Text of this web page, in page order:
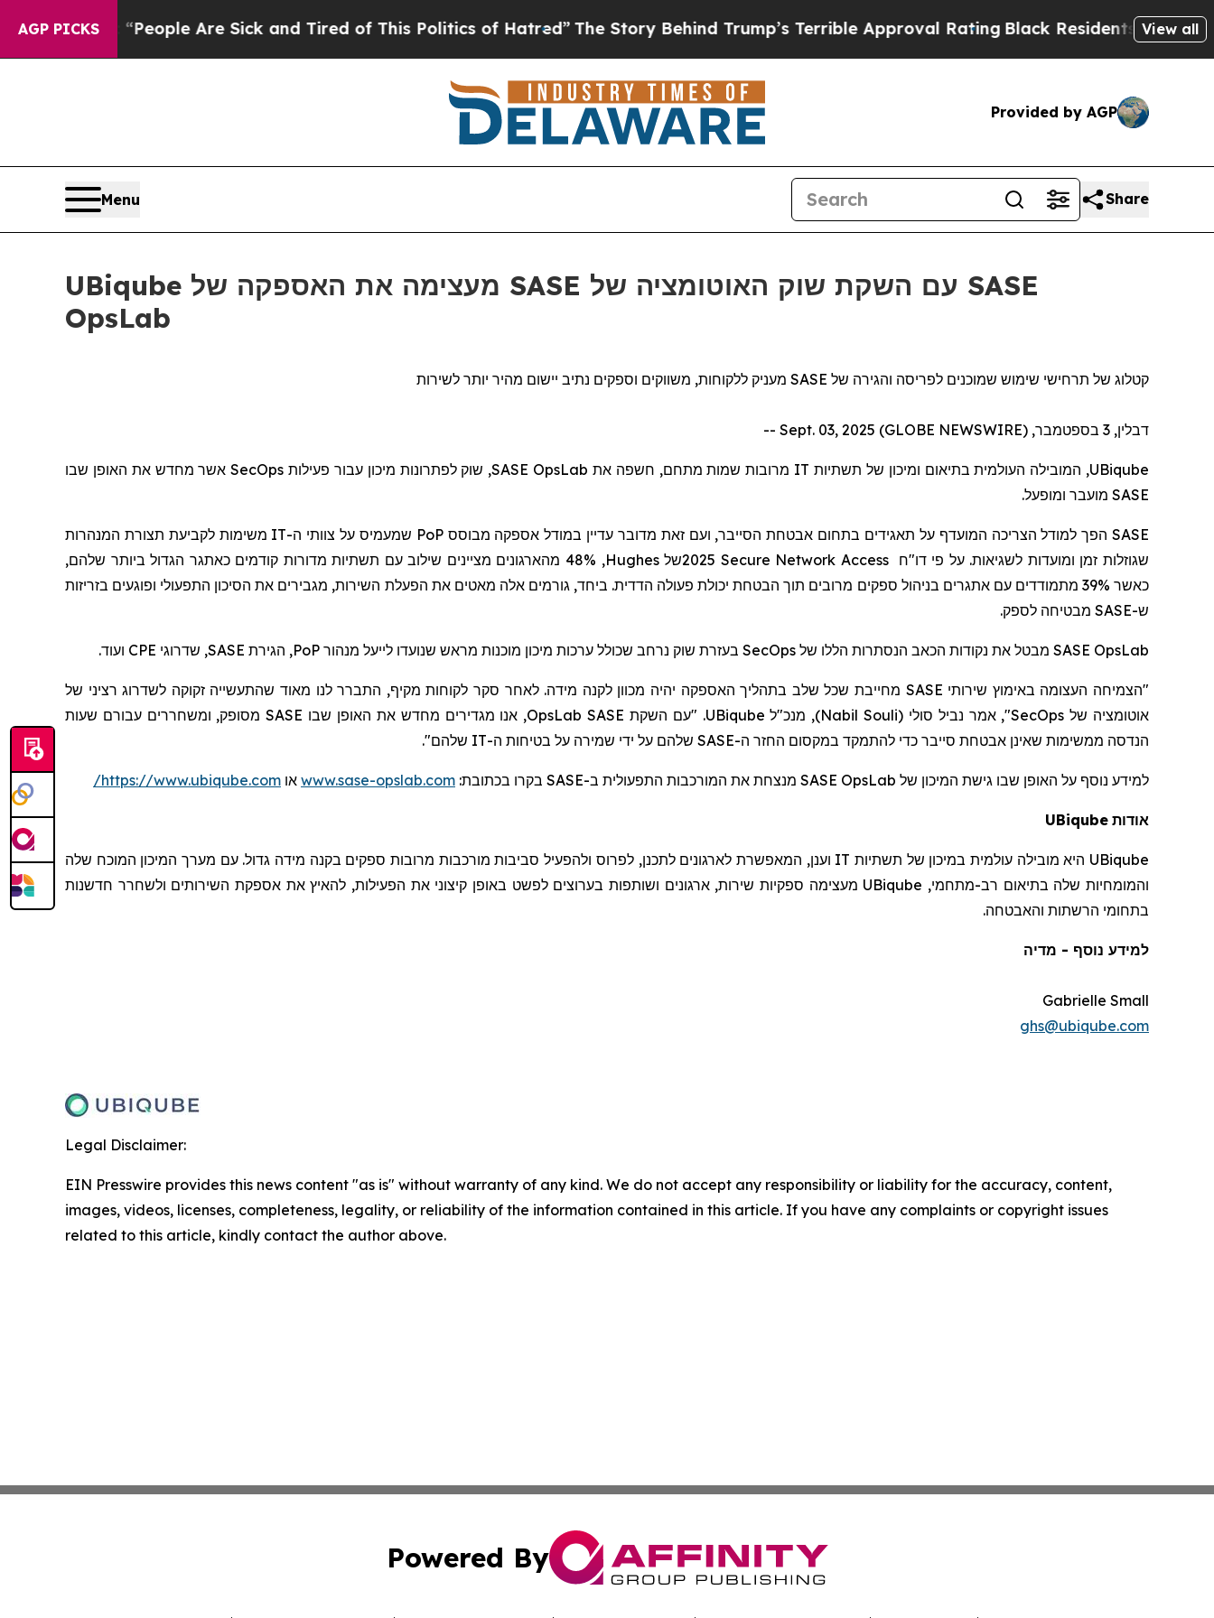
AGP PICKS
Win: “People Are Sick and Tired of This Politics of Hatred”The Story Behind Trump’s Terrible Approval RatingBlack Residents Warned of
View all
Provided by AGP
Menu Share
UBiqube מעצימה את האספקה של SASE עם השקת שוק האוטומציה של SASE
OpsLab
קטלוג של תרחישי שימוש שמוכנים לפריסה והגירה של SASE מעניק ללקוחות, משווקים וספקים נתיב יישום מהיר יותר לשירות
דבלין, 3 בספטמבר, Sept. 03, 2025 (GLOBE NEWSWIRE) --
UBiqube, המובילה העולמית בתיאום ומיכון של תשתיות IT מרובות שמות מתחם, חשפה את SASE OpsLab, שוק לפתרונות מיכון עבור פעילות SecOpsאשר מחדש את האופן שבו
SASE מועבר ומופעל.
SASEהפך למודל הצריכה המועדף על תאגידים בתחום אבטחת הסייבר, ועם זאת מדובר עדיין במודל אספקה מבוססPoP שמעמיס על צוותי ה-IT משימות לקביעת תצורת המנהרות
שגוזלות זמן ומועדות לשגיאות. על פי דו"ח 2025 Secure Network AccessשלHughes
, 48% מהארגונים מציינים שילוב עם תשתיות מדורות קודמים כאתגר הגדול ביותר שלהם,
כאשר 39% מתמודדים עם אתגרים בניהול ספקים מרובים תוך הבטחת יכולת פעולה הדדית. ביחד, גורמים אלה מאטים את הפעלת השירות, מגבירים את הסיכון התפעולי ופוגעים בזריזות
ש-SASE מבטיחה לספק.
SASE OpsLab מבטל את נקודות הכאב הנסתרות הללו של SecOps בעזרת שוק נרחב שכולל ערכות מיכון מוכנות מראש שנועדו לייעל מנהור PoP, הגירת SASE, שדרוגי CPE ועוד.
"הצמיחה העצומה באימוץ שירותי SASE מחייבת שכל שלב בתהליך האספקה יהיה מכוון לקנה מידה. לאחר סקר לקוחות מקיף, התברר לנו מאוד שהתעשייה זקוקה לשדרוג רציני של
אוטומציה של SecOps", אמר נביל סולי (
Nabil Souli
), מנכ"ל UBiqube. "עם השקת SASE OpsLab
, אנו מגדירים מחדש את האופן שבו SASE מסופק, ומשחררים עבורם שעות
הנדסה ממשימות שאינן אבטחת סייבר כדי להתמקד במקסום החזר ה-SASE שלהם על ידי שמירה על בטיחות ה-IT שלהם".
למידע נוסף על האופן שבו גישת המיכון של SASE OpsLab מנצחת את המורכבות התפעולית ב-SASE בקרו בכתובת:
www.sase-opslab.com או https://www.ubiqube.com/
אודות UBiqube
UBiqube היא מובילה עולמית במיכון של תשתיות IT וענן, המאפשרת לארגונים לתכנן, לפרוס ולהפעיל סביבות מורכבות מרובות ספקים בקנה מידה גדול. עם מערך המיכון המוכח שלה
והמומחיות שלה בתיאום רב-מתחמי, UBiqube מעצימה ספקיות שירות, ארגונים ושותפות בערוצים לפשט באופן קיצוני את הפעילות, להאיץ את אספקת השירותים ולשחרר חדשנות
בתחומי הרשתות והאבטחה.
למידע נוסף - מדיה
Gabrielle Small
ghs@ubiqube.com
Legal Disclaimer:
EIN Presswire provides this news content "as is" without warranty of any kind. We do not accept any responsibility or liability for the accuracy, content,
images, videos, licenses, completeness, legality, or reliability of the information contained in this article. If you have any complaints or copyright issues
related to this article, kindly contact the author above.
Powered By